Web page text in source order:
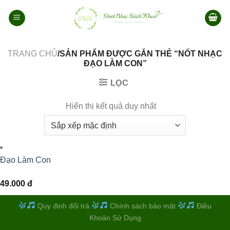
qua
TRANG CHỦ/SẢN PHẨM ĐƯỢC GẮN THẺ “NỐT NHẠC
ĐẠO LÀM CON”
LỌC
Hiển thị kết quả duy nhất
Đạo Làm Con
49.000 đ
Quy định đổi trả Chính sách bảo mật
Điều
Khoản Sử Dụng